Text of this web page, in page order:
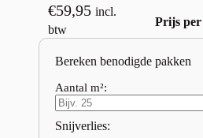
€59,95 incl.
btw
Prijs per
Bereken benodigde pakken
Aantal m²:
Snijverlies: